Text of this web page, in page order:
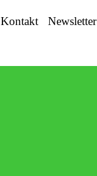
Kontakt Newsletter